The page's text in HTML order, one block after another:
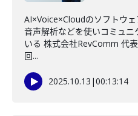
AI×Voice×Cloudのソフトウェ
音声解析などを使いコミュ
いる 株式会社RevComm 代
回...
2025.10.13 |00:13:14